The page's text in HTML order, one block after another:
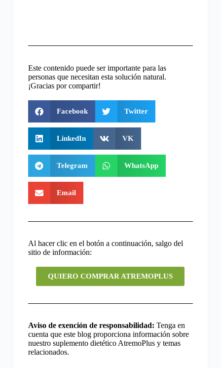
Este contenido puede ser importante para las
personas que necesitan esta solución natural.
¡Gracias por compartir!
Facebook Twitter
LinkedIn VK
Telegram WhatsApp
Email
Al hacer clic en el botón a continuación, salgo del
sitio de información:
QUIERO COMPRAR ATREMOPLUS
Aviso de exención de responsabilidad: Tenga en
cuenta que este blog proporciona información sobre
nuestro suplemento dietético AtremoPlus y temas
relacionados.